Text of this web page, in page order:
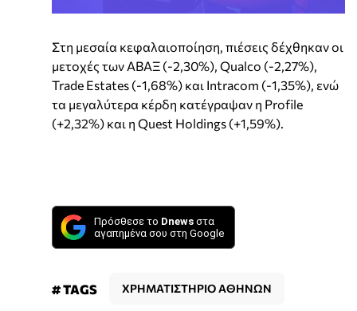
Στη μεσαία κεφαλαιοποίηση, πιέσεις δέχθηκαν οι
μετοχές των ΑΒΑΞ (-2,30%), Qualco (-2,27%),
Trade Estates (-1,68%) και Intracom (-1,35%), ενώ
τα μεγαλύτερα κέρδη κατέγραψαν η Profile
(+2,32%) και η Quest Holdings (+1,59%).
Πρόσθεσε το Dnews στα
αγαπημένα σου στη Google
# TAGS ΧΡΗΜΑΤΙΣΤΗΡΙΟ ΑΘΗΝΩΝ